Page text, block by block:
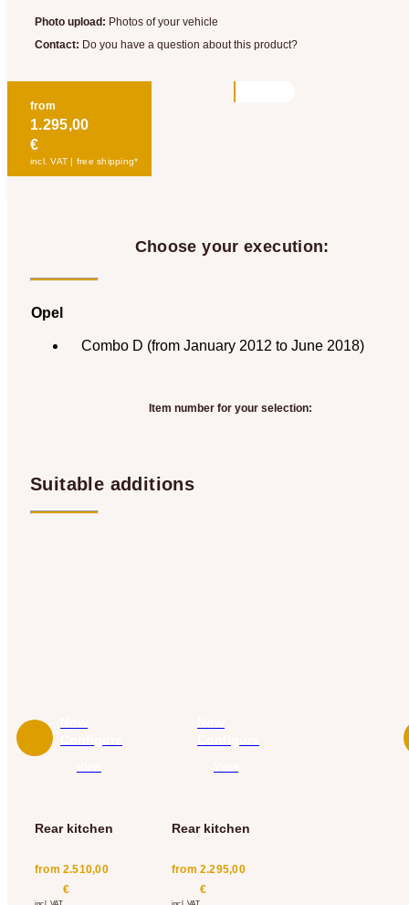
Photo upload: Photos of your vehicle
Contact: Do you have a question about this product?
from
1.295,00
€
incl. VAT | free shipping*
Choose your execution:
Opel
Combo D (from January 2012 to June 2018)
Item number for your selection:
Suitable additions
Rear kitchen
from2.510,00
€
incl. VAT.
Rear kitchen
from2.295,00
€
incl. VAT.